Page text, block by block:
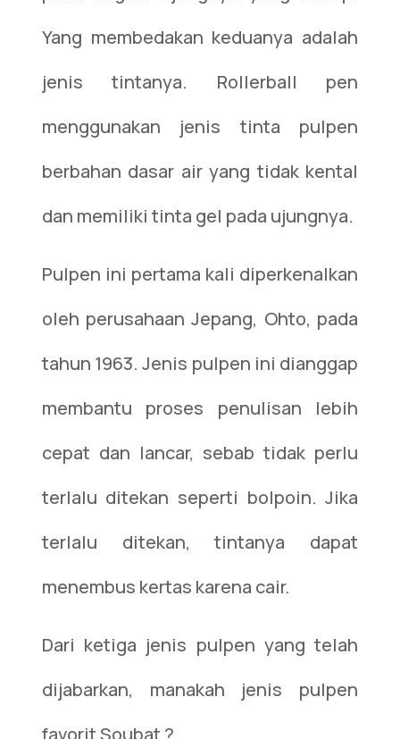
Yang membedakan keduanya adalah
jenis tintanya. Rollerball pen
menggunakan jenis tinta pulpen
berbahan dasar air yang tidak kental
dan memiliki tinta gel pada ujungnya.
Pulpen ini pertama kali diperkenalkan
oleh perusahaan Jepang, Ohto, pada
tahun 1963. Jenis pulpen ini dianggap
membantu proses penulisan lebih
cepat dan lancar, sebab tidak perlu
terlalu ditekan seperti bolpoin. Jika
terlalu ditekan, tintanya dapat
menembus kertas karena cair.
Dari ketiga jenis pulpen yang telah
dijabarkan, manakah jenis pulpen
favorit Soubat ?